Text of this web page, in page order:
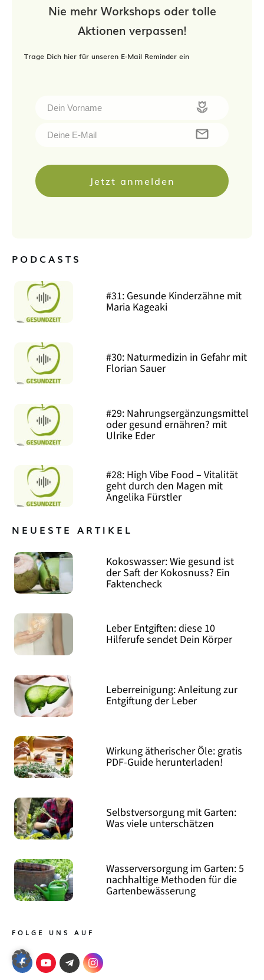
Nie mehr Workshops oder tolle
Aktionen verpassen!
Trage Dich hier für unseren E-Mail Reminder ein
Jetzt anmelden
PODCASTS
#31: Gesunde Kinderzähne mit
Maria Kageaki
#30: Naturmedizin in Gefahr mit
Florian Sauer
#29: Nahrungsergänzungsmittel
oder gesund ernähren? mit
Ulrike Eder
#28: High Vibe Food – Vitalität
geht durch den Magen mit
Angelika Fürstler
NEUESTE ARTIKEL
Kokoswasser: Wie gesund ist
der Saft der Kokosnuss? Ein
Faktencheck
Leber Entgiften: diese 10
Hilferufe sendet Dein Körper
Leberreinigung: Anleitung zur
Entgiftung der Leber
Wirkung ätherischer Öle: gratis
PDF-Guide herunterladen!
Selbstversorgung mit Garten:
Was viele unterschätzen
Wasserversorgung im Garten: 5
nachhaltige Methoden für die
Gartenbewässerung
FOLGE UNS AUF